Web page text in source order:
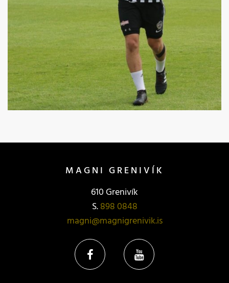
MAGNI GRENIVÍK
610 Grenivík
S.898 0848
magni@magnigrenivik.is